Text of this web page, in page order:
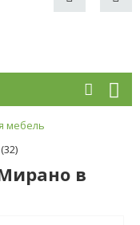
мебель
в